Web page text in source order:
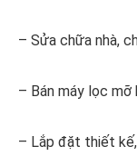
– Sửa chữa nhà,
– Bán máy lọc mỡ
– Lắp đặt thiết